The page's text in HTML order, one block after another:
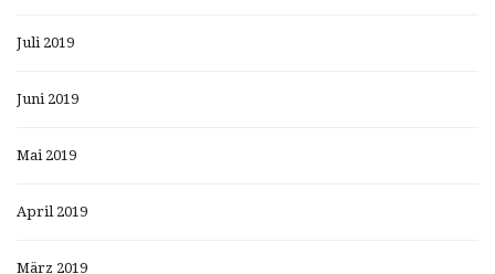
Juli 2019
Juni 2019
Mai 2019
April 2019
März 2019